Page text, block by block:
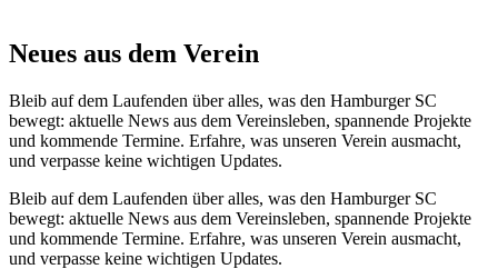
Neues aus dem Verein
Bleib auf dem Laufenden über alles, was den Hamburger SC
bewegt: aktuelle News aus dem Vereinsleben, spannende Projekte
und kommende Termine. Erfahre, was unseren Verein ausmacht,
und verpasse keine wichtigen Updates.
Bleib auf dem Laufenden über alles, was den Hamburger SC
bewegt: aktuelle News aus dem Vereinsleben, spannende Projekte
und kommende Termine. Erfahre, was unseren Verein ausmacht,
und verpasse keine wichtigen Updates.